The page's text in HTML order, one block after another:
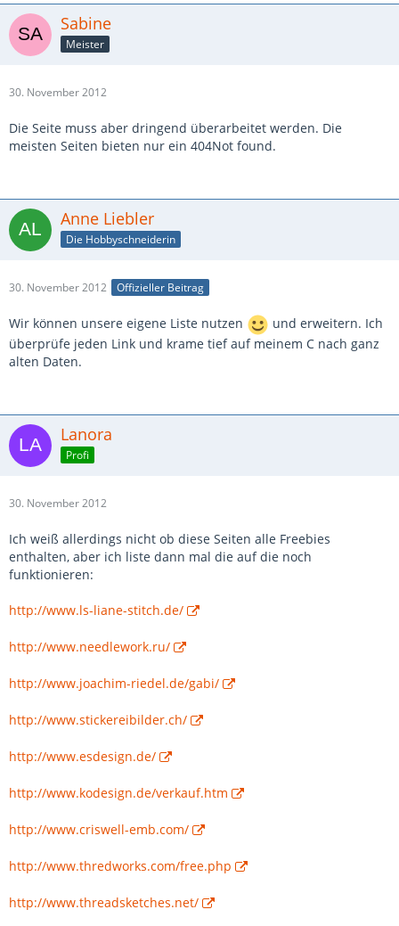
Sabine
Meister
30. November 2012
Die Seite muss aber dringend überarbeitet werden. Die
meisten Seiten bieten nur ein 404Not found.
Anne Liebler
Die Hobbyschneiderin
30. November 2012 Offizieller Beitrag
Wir können unsere eigene Liste nutzen
und erweitern. Ich
überprüfe jeden Link und krame tief auf meinem C nach ganz
alten Daten.
Lanora
Profi
30. November 2012
Ich weiß allerdings nicht ob diese Seiten alle Freebies
enthalten, aber ich liste dann mal die auf die noch
funktionieren:
http://www.ls-liane-stitch.de/
http://www.needlework.ru/
http://www.joachim-riedel.de/gabi/
http://www.stickereibilder.ch/
http://www.esdesign.de/
http://www.kodesign.de/verkauf.htm
http://www.criswell-emb.com/
http://www.thredworks.com/free.php
http://www.threadsketches.net/